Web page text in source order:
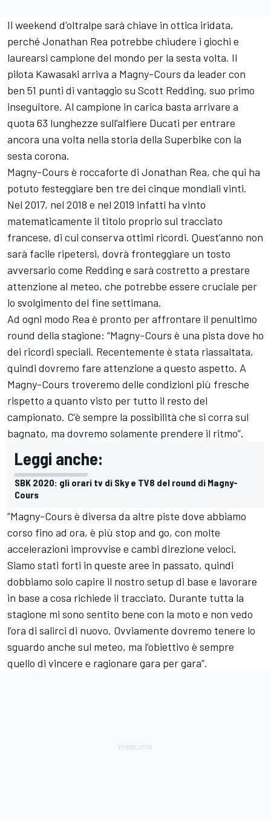
Il weekend d’oltralpe sarà chiave in ottica iridata,
perché Jonathan Rea potrebbe chiudere i giochi e
laurearsi campione del mondo per la sesta volta. Il
pilota Kawasaki arriva a Magny-Cours da leader con
ben 51 punti di vantaggio su Scott Redding, suo primo
inseguitore. Al campione in carica basta arrivare a
quota 63 lunghezze sull’alfiere Ducati per entrare
ancora una volta nella storia della Superbike con la
sesta corona.
Magny-Cours è roccaforte di Jonathan Rea, che qui ha
potuto festeggiare ben tre dei cinque mondiali vinti.
Nel 2017, nel 2018 e nel 2019 infatti ha vinto
matematicamente il titolo proprio sul tracciato
francese, di cui conserva ottimi ricordi. Quest’anno non
sarà facile ripetersi, dovrà fronteggiare un tosto
avversario come Redding e sarà costretto a prestare
attenzione al meteo, che potrebbe essere cruciale per
lo svolgimento del fine settimana.
Ad ogni modo Rea è pronto per affrontare il penultimo
round della stagione: “Magny-Cours è una pista dove ho
dei ricordi speciali. Recentemente è stata riassaltata,
quindi dovremo fare attenzione a questo aspetto. A
Magny-Cours troveremo delle condizioni più fresche
rispetto a quanto visto per tutto il resto del
campionato. C’è sempre la possibilità che si corra sul
bagnato, ma dovremo solamente prendere il ritmo”.
Leggi anche:
SBK 2020: gli orari tv di Sky e TV8 del round di Magny-
Cours
“Magny-Cours è diversa da altre piste dove abbiamo
corso fino ad ora, è più stop and go, con molte
accelerazioni improvvise e cambi direzione veloci.
Siamo stati forti in queste aree in passato, quindi
dobbiamo solo capire il nostro setup di base e lavorare
in base a cosa richiede il tracciato. Durante tutta la
stagione mi sono sentito bene con la moto e non vedo
l’ora di salirci di nuovo. Ovviamente dovremo tenere lo
sguardo anche sul meteo, ma l’obiettivo è sempre
quello di vincere e ragionare gara per gara”.